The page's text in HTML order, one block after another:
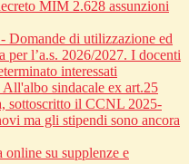
MIM 2.628 assunzioni
Domande di utilizzazione ed
per l’a.s. 2026/2027. I docenti
interessati
sindacale ex art.25
sottoscritto il CCNL 2025-
ma gli stipendi sono ancora
su supplenze e